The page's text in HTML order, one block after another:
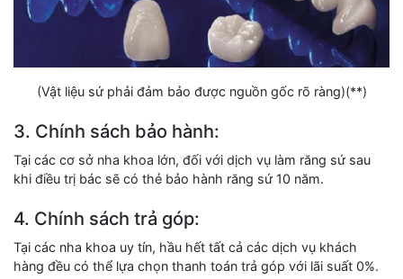
(Vật liệu sứ phải đảm bảo được nguồn gốc rõ ràng)(**)
3. Chính sách bảo hành:
Tại các cơ sở nha khoa lớn, đối với dịch vụ làm răng sứ sau
khi điều trị bác sẽ có thẻ bảo hành răng sứ 10 năm.
4. Chính sách trả góp:
Tại các nha khoa uy tín, hầu hết tất cả các dịch vụ khách
hàng đều có thể lựa chọn thanh toán trả góp với lãi suất 0%.